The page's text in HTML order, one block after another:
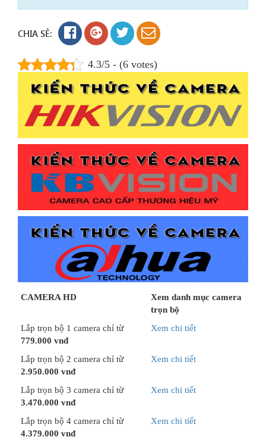
CHIA SẺ:
4.3/5 - (6 votes)
CAMERA HD
Xem danh mục camera
trọn bộ
Lắp trọn bộ 1 camera chỉ từ
779.000 vnđ
Xem chi tiết
Lắp trọn bộ 2 camera chỉ từ
2.950.000 vnđ
Xem chi tiết
Lắp trọn bộ 3 camera chỉ từ
3.470.000 vnđ
Xem chi tiết
Lắp trọn bộ 4 camera chỉ từ
4.379.000 vnđ
Xem chi tiết